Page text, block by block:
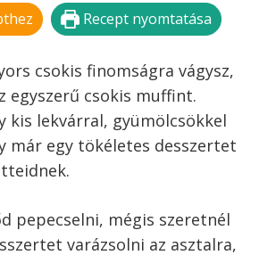
Recept nyomtatása
csokis finomságra vágysz,
egyszerű csokis muffint.
kis lekvárral, gyümölcsökkel
már egy tökéletes desszertet
pepecselni, mégis szeretnél
varázsolni az asztalra,